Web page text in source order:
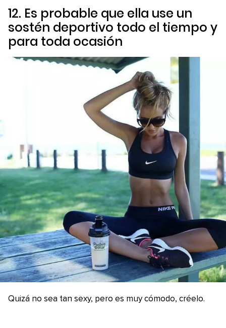
12. Es probable que ella use un
sostén deportivo todo el tiempo y
para toda ocasión
Quizá no sea tan sexy, pero es muy cómodo, créelo.